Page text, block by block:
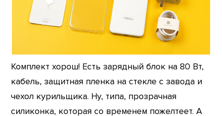
Комплект хорош! Есть зарядный блок на 80 Вт,
кабель, защитная пленка на стекле с завода и
чехол курильщика. Ну, типа, прозрачная
силиконка, которая со временем пожелтеет. А